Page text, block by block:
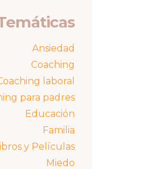
Ansiedad
Coaching
laboral
para padres
Educación
Familia
y Películas
Miedo